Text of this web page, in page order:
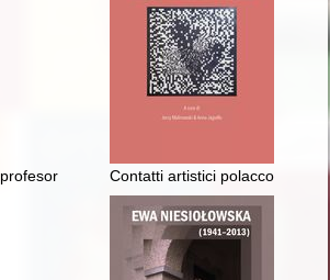
Stanisław Salmonowicz (1931-2022)
Contatti artistici polacco-italiani